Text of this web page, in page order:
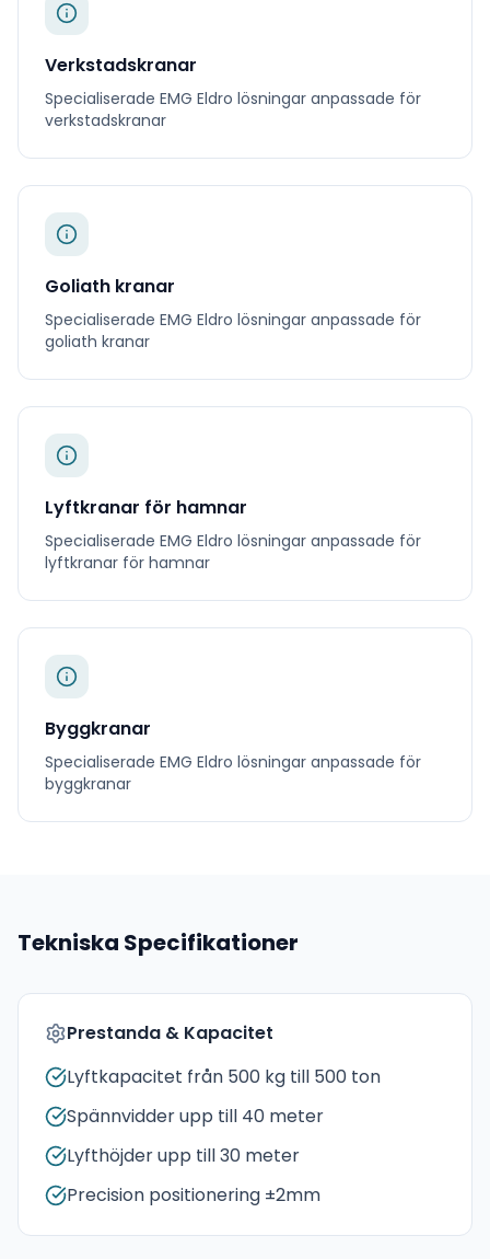
Verkstadskranar
Specialiserade EMG Eldro lösningar anpassade för
verkstadskranar
Goliath kranar
Specialiserade EMG Eldro lösningar anpassade för
goliath kranar
Lyftkranar för hamnar
Specialiserade EMG Eldro lösningar anpassade för
lyftkranar för hamnar
Byggkranar
Specialiserade EMG Eldro lösningar anpassade för
byggkranar
Tekniska Specifikationer
Prestanda & Kapacitet
Lyftkapacitet från 500 kg till 500 ton
Spännvidder upp till 40 meter
Lyfthöjder upp till 30 meter
Precision positionering ±2mm